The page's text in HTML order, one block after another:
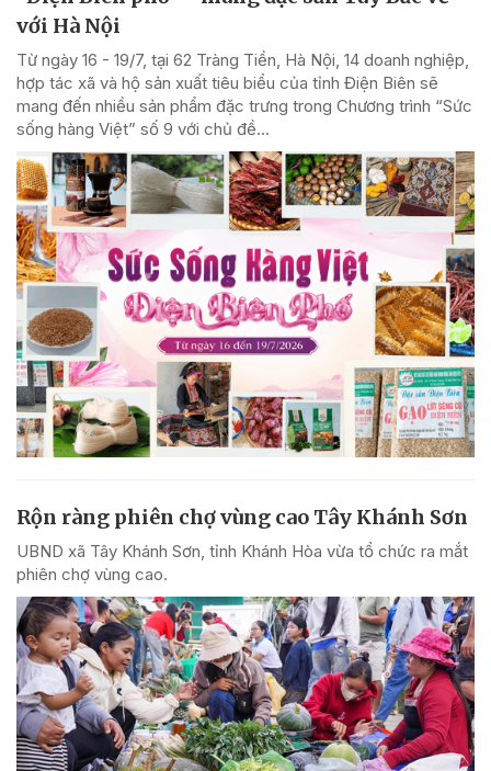
với Hà Nội
Từ ngày 16 - 19/7, tại 62 Tràng Tiền, Hà Nội, 14 doanh nghiệp,
hợp tác xã và hộ sản xuất tiêu biểu của tỉnh Điện Biên sẽ
mang đến nhiều sản phẩm đặc trưng trong Chương trình “Sức
sống hàng Việt” số 9 với chủ đề...
Rộn ràng phiên chợ vùng cao Tây Khánh Sơn
UBND xã Tây Khánh Sơn, tỉnh Khánh Hòa vừa tổ chức ra mắt
phiên chợ vùng cao.